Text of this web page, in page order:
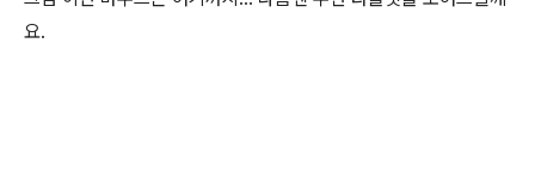
요.